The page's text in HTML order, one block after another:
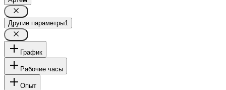
Другие параметры1
График
Рабочие часы
Опыт